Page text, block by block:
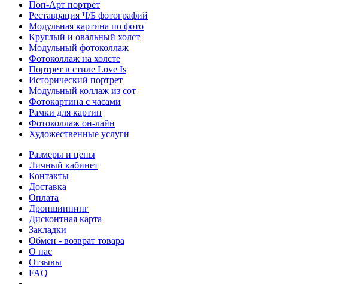
Поп-Арт портрет
Реставрация Ч/Б фотографий
Модульная картина по фото
Круглый и овальный холст
Модульный фотоколлаж
Фотоколлаж на холсте
Портрет в стиле Love Is
Исторический портрет
Модульный коллаж из сот
Фотокартина с часами
Рамки для картин
Фотоколлаж он-лайн
Художественные услуги
Размеры и цены
Личный кабинет
Контакты
Доставка
Оплата
Дропшиппинг
Дисконтная карта
Закладки
Обмен - возврат товара
О нас
Отзывы
FAQ